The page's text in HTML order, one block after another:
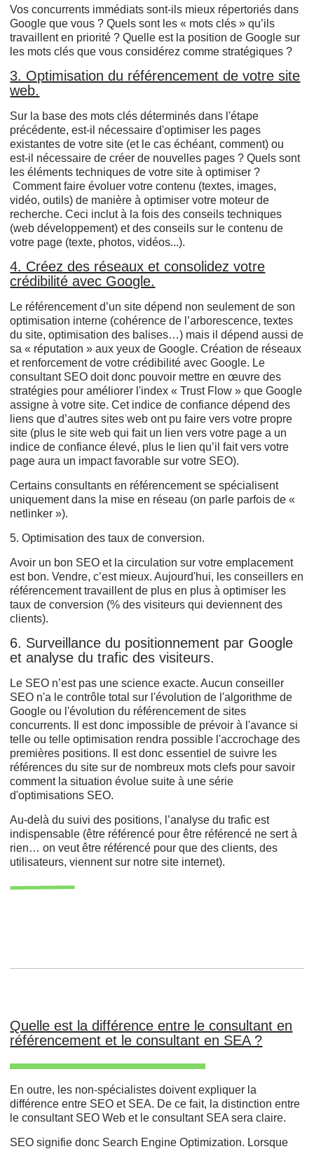
Vos concurrents immédiats sont-ils mieux répertoriés dans
Google que vous ? Quels sont les « mots clés » qu’ils
travaillent en priorité ? Quelle est la position de Google sur
les mots clés que vous considérez comme stratégiques ?
3. Optimisation du référencement de votre site
web.
Sur la base des mots clés déterminés dans l'étape
précédente, est-il nécessaire d'optimiser les pages
existantes de votre site (et le cas échéant, comment) ou
est-il nécessaire de créer de nouvelles pages ? Quels sont
les éléments techniques de votre site à optimiser ?
Comment faire évoluer votre contenu (textes, images,
vidéo, outils) de manière à optimiser votre moteur de
recherche. Ceci inclut à la fois des conseils techniques
(web développement) et des conseils sur le contenu de
votre page (texte, photos, vidéos...).
4. Créez des réseaux et consolidez votre
crédibilité avec Google.
Le référencement d’un site dépend non seulement de son
optimisation interne (cohérence de l’arborescence, textes
du site, optimisation des balises…) mais il dépend aussi de
sa « réputation » aux yeux de Google. Création de réseaux
et renforcement de votre crédibilité avec Google. Le
consultant SEO doit donc pouvoir mettre en œuvre des
stratégies pour améliorer l'index « Trust Flow » que Google
assigne à votre site. Cet indice de confiance dépend des
liens que d’autres sites web ont pu faire vers votre propre
site (plus le site web qui fait un lien vers votre page a un
indice de confiance élevé, plus le lien qu’il fait vers votre
page aura un impact favorable sur votre SEO).
Certains consultants en référencement se spécialisent
uniquement dans la mise en réseau (on parle parfois de «
netlinker »).
5. Optimisation des taux de conversion.
Avoir un bon SEO et la circulation sur votre emplacement
est bon. Vendre, c’est mieux. Aujourd'hui, les conseillers en
référencement travaillent de plus en plus à optimiser les
taux de conversion (% des visiteurs qui deviennent des
clients).
6. Surveillance du positionnement par Google
et analyse du trafic des visiteurs.
Le SEO n’est pas une science exacte. Aucun conseiller
SEO n'a le contrôle total sur l'évolution de l'algorithme de
Google ou l'évolution du référencement de sites
concurrents. Il est donc impossible de prévoir à l'avance si
telle ou telle optimisation rendra possible l'accrochage des
premières positions. Il est donc essentiel de suivre les
références du site sur de nombreux mots clefs pour savoir
comment la situation évolue suite à une série
d'optimisations SEO.
Au-delà du suivi des positions, l’analyse du trafic est
indispensable (être référencé pour être référencé ne sert à
rien… on veut être référencé pour que des clients, des
utilisateurs, viennent sur notre site internet).
Quelle est la différence entre le consultant en
référencement et le consultant en SEA ?
En outre, les non-spécialistes doivent expliquer la
différence entre SEO et SEA. De ce fait, la distinction entre
le consultant SEO Web et le consultant SEA sera claire.
SEO signifie donc Search Engine Optimization. Lorsque